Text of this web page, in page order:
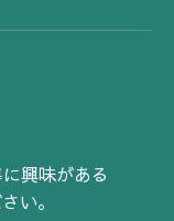
興味がある
い。